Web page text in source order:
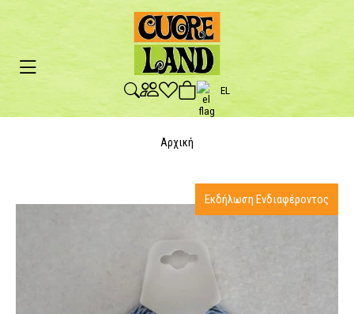
EL
Αρχική
Εκδήλωση Ενδιαφέροντος